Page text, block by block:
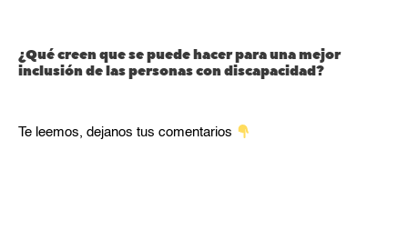
¿Qué creen que se puede hacer para una mejor
inclusión de las personas con discapacidad?
Te leemos, dejanos tus comentarios